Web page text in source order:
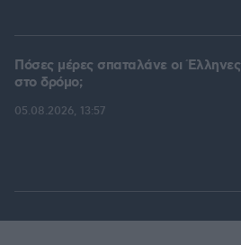
Πόσες μέρες σπαταλάνε οι Έλληνες
στο δρόμο;
05.08.2026, 13:57